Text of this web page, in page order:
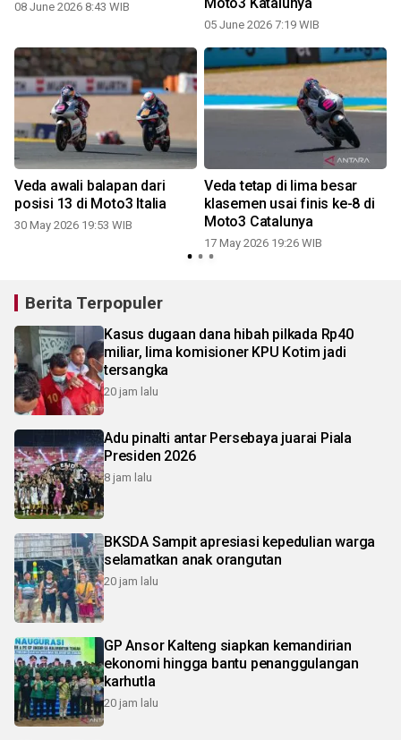
08 June 2026 8:43 WIB Moto3 Katalunya
05 June 2026 7:19 WIB
Veda awali balapan dari
posisi 13 di Moto3 Italia
30 May 2026 19:53 WIB
Veda tetap di lima besar
klasemen usai finis ke-8 di
Moto3 Catalunya
17 May 2026 19:26 WIB
Berita Terpopuler
Kasus dugaan dana hibah pilkada Rp40
miliar, lima komisioner KPU Kotim jadi
tersangka
20 jam lalu
Adu pinalti antar Persebaya juarai Piala
Presiden 2026
8 jam lalu
BKSDA Sampit apresiasi kepedulian warga
selamatkan anak orangutan
20 jam lalu
GP Ansor Kalteng siapkan kemandirian
ekonomi hingga bantu penanggulangan
karhutla
20 jam lalu